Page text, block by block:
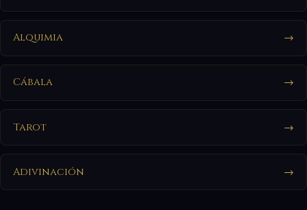
Alquimia →
Cábala →
Tarot →
Adivinación →